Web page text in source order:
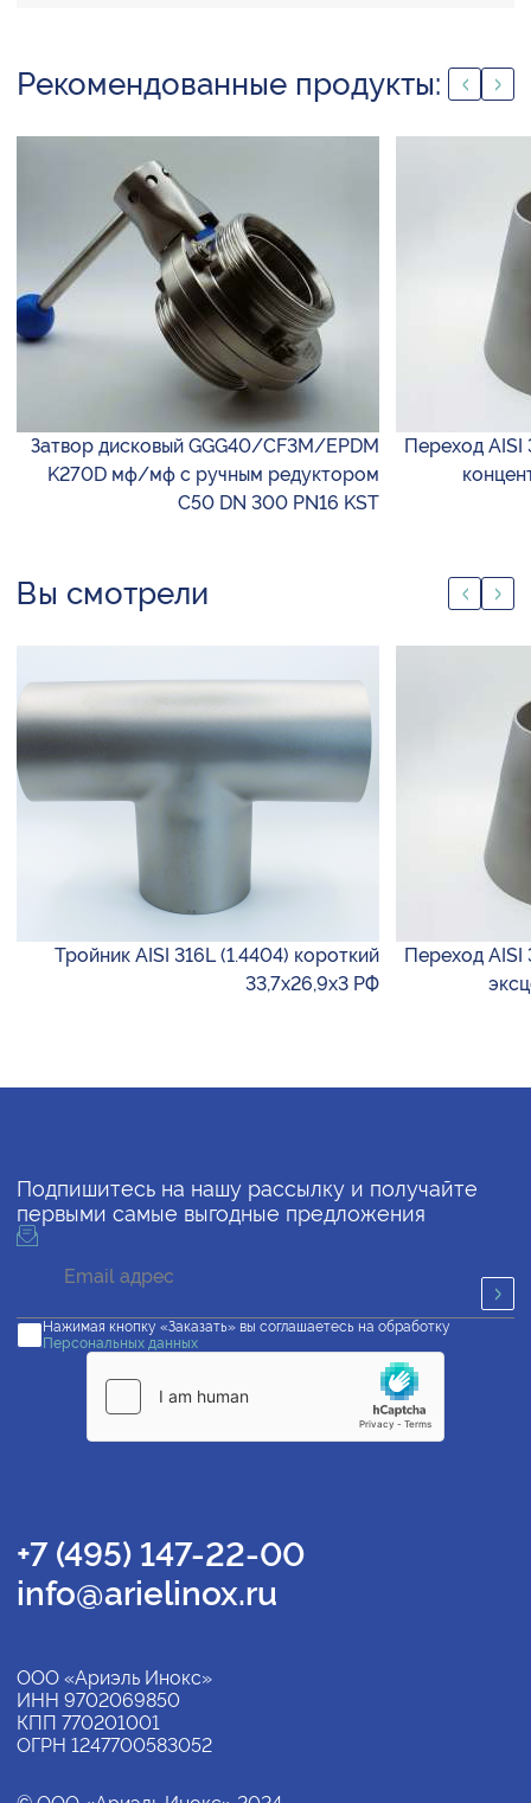
Рекомендованные продукты:
Затвор дисковый GGG40/CF3M/EPDM
K270D мф/мф с ручным редуктором
С50 DN 300 PN16 KST
Переход
Вы смотрели
Тройник AISI 316L (1.4404) короткий
33,7х26,9х3 РФ
Переход
Подпишитесь на нашу рассылку и получайте
первыми самые выгодные предложения
Нажимая кнопку «Заказать» вы соглашаетесь на обработку
Персональных данных
+7 (495) 147-22-00
info@arielinox.ru
ООО «Ариэль Инокс»
ИНН 9702069850
КПП 770201001
ОГРН 1247700583052